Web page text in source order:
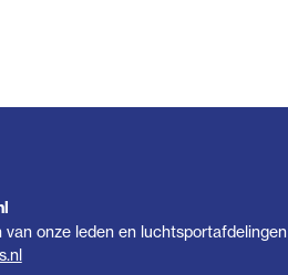
van onze leden en luchtsportafdelingen